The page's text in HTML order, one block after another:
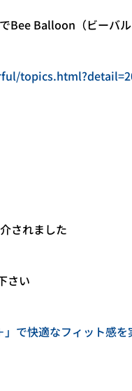
Balloon（ビーバル
されました
さい
」で快適なフィット感